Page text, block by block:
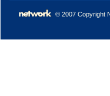
© 2007 Copyright